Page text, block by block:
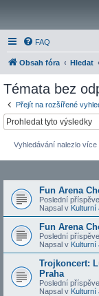
FAQ
Obsah fóra Hledat
Témata bez
Přejít na rozšířené
Vyhledávání nalezlo více
Fun Arena
Poslední
Napsal v Kulturní
Fun Arena
Poslední
Napsal v Kulturní
Trojkoncert:
Praha
Poslední
Napsal v Kulturní